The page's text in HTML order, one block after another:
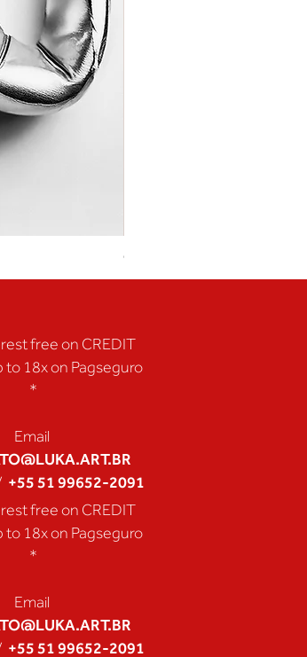
Coração de Artista
free on CREDIT
to 18x on Pagseguro
*
Email
+55 51 99652-2091
free on CREDIT
to 18x on Pagseguro
*
Email
+55 51 99652-2091